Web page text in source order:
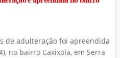
de adulteração foi apreendida
no bairro Caxixola, em Serra